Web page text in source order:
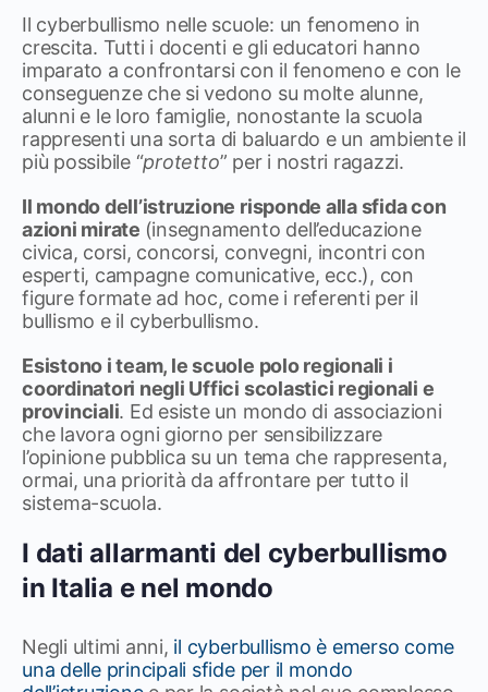
Il cyberbullismo nelle scuole: un fenomeno in
crescita. Tutti i docenti e gli educatori hanno
imparato a confrontarsi con il fenomeno e con le
conseguenze che si vedono su molte alunne,
alunni e le loro famiglie, nonostante la scuola
rappresenti una sorta di baluardo e un ambiente il
più possibile “protetto” per i nostri ragazzi.
Il mondo dell’istruzione risponde alla sfida con
azioni mirate (insegnamento dell’educazione
civica, corsi, concorsi, convegni, incontri con
esperti, campagne comunicative, ecc.), con
figure formate ad hoc, come i referenti per il
bullismo e il cyberbullismo.
Esistono i team, le scuole polo regionali i
coordinatori negli Uffici scolastici regionali e
provinciali. Ed esiste un mondo di associazioni
che lavora ogni giorno per sensibilizzare
l’opinione pubblica su un tema che rappresenta,
ormai, una priorità da affrontare per tutto il
sistema-scuola.
I dati allarmanti del cyberbullismo
in Italia e nel mondo
Negli ultimi anni, il cyberbullismo è emerso come
una delle principali sfide per il mondo